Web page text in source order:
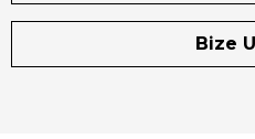
Bize